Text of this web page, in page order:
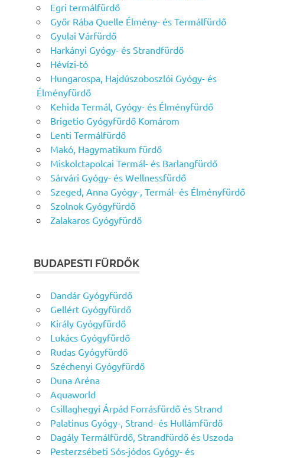
Egri termálfürdő
Győr Rába Quelle Élmény- és Termálfürdő
Gyulai Várfürdő
Harkányi Gyógy- és Strandfürdő
Hévízi-tó
Hungarospa, Hajdúszoboszlói Gyógy- és
Élményfürdő
Kehida Termál, Gyógy- és Élményfürdő
Brigetio Gyógyfürdő Komárom
Lenti Termálfürdő
Makó, Hagymatikum fürdő
Miskolctapolcai Termál- és Barlangfürdő
Sárvári Gyógy- és Wellnessfürdő
Szeged, Anna Gyógy-, Termál- és Élményfürdő
Szolnok Gyógyfürdő
Zalakaros Gyógyfürdő
BUDAPESTI FÜRDŐK
Dandár Gyógyfürdő
Gellért Gyógyfürdő
Király Gyógyfürdő
Lukács Gyógyfürdő
Rudas Gyógyfürdő
Széchenyi Gyógyfürdő
Duna Aréna
Aquaworld
Csillaghegyi Árpád Forrásfürdő és Strand
Palatinus Gyógy-, Strand- és Hullámfürdő
Dagály Termálfürdő, Strandfürdő és Uszoda
Pesterzsébeti Sós-jódos Gyógy- és